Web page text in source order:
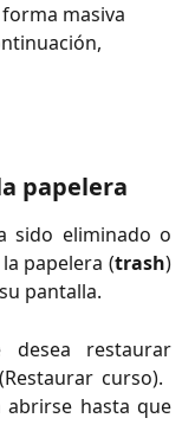
masiva
papelera
sido eliminado o
papelera (trash)
pantalla.
restaurar
(Restaurar curso). ​
abrirse hasta que